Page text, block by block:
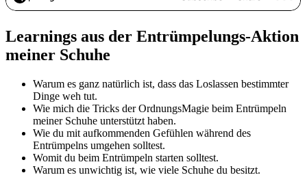
Learnings aus der Entrümpelungs-Aktion
meiner Schuhe
Warum es ganz natürlich ist, dass das Loslassen bestimmter
Dinge weh tut.
Wie mich die Tricks der OrdnungsMagie beim Entrümpeln
meiner Schuhe unterstützt haben.
Wie du mit aufkommenden Gefühlen während des
Entrümpelns umgehen solltest.
Womit du beim Entrümpeln starten solltest.
Warum es unwichtig ist, wie viele Schuhe du besitzt.